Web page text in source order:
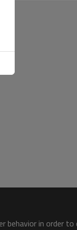
behavior in order